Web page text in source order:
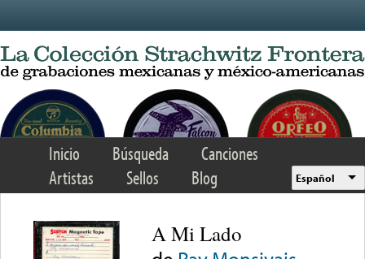
Inicio Búsqueda
Canciones
Artistas
Sellos Blog Español
A Mi Lado